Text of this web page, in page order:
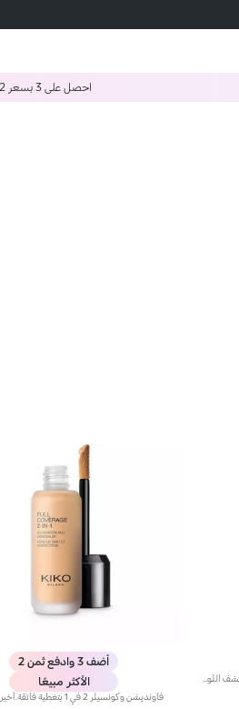
احصل على 3 بسعر 2
أضف 3 وادفع ثمن 2
الأكثر مبيعًا